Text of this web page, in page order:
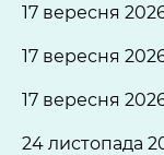
17 вересня
17 вересня
17 вересня
24 листопада